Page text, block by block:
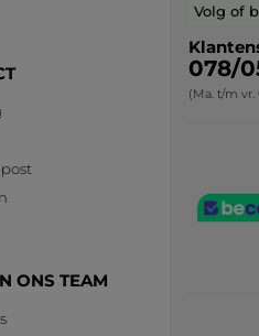
ONS TEAM
Volg of
078/
(Ma. t/m